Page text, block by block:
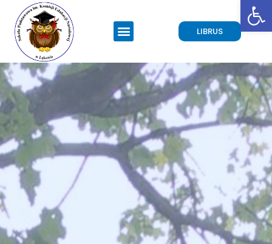
LIBRUS